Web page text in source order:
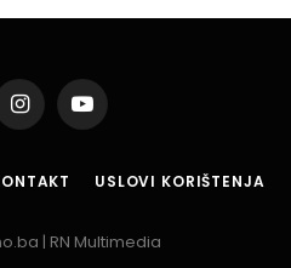
Vlade
2020 Updated: